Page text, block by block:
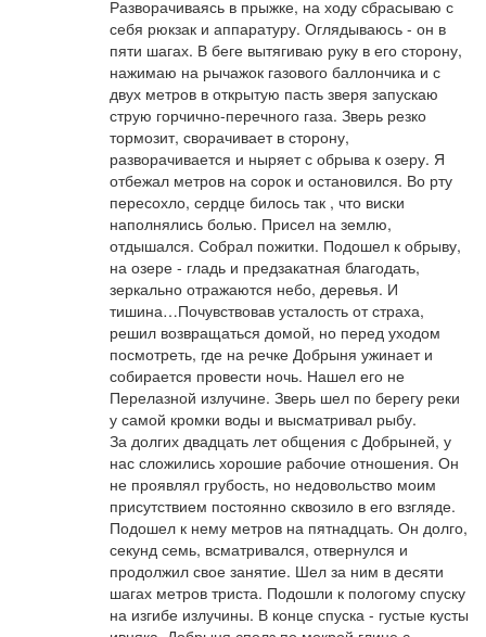
Разворачиваясь в прыжке, на ходу сбрасываю с
себя рюкзак и аппаратуру. Оглядываюсь - он в
пяти шагах. В беге вытягиваю руку в его сторону,
нажимаю на рычажок газового баллончика и с
двух метров в открытую пасть зверя запускаю
струю горчично-перечного газа. Зверь резко
тормозит, сворачивает в сторону,
разворачивается и ныряет с обрыва к озеру. Я
отбежал метров на сорок и остановился. Во рту
пересохло, сердце билось так , что виски
наполнялись болью. Присел на землю,
отдышался. Собрал пожитки. Подошел к обрыву,
на озере - гладь и предзакатная благодать,
зеркально отражаются небо, деревья. И
тишина…Почувствовав усталость от страха,
решил возвращаться домой, но перед уходом
посмотреть, где на речке Добрыня ужинает и
собирается провести ночь. Нашел его не
Перелазной излучине. Зверь шел по берегу реки
у самой кромки воды и высматривал рыбу.
За долгих двадцать лет общения с Добрыней, у
нас сложились хорошие рабочие отношения. Он
не проявлял грубость, но недовольство моим
присутствием постоянно сквозило в его взгляде.
Подошел к нему метров на пятнадцать. Он долго,
секунд семь, всматривался, отвернулся и
продолжил свое занятие. Шел за ним в десяти
шагах метров триста. Подошли к пологому спуску
на изгибе излучины. В конце спуска - густые кусты